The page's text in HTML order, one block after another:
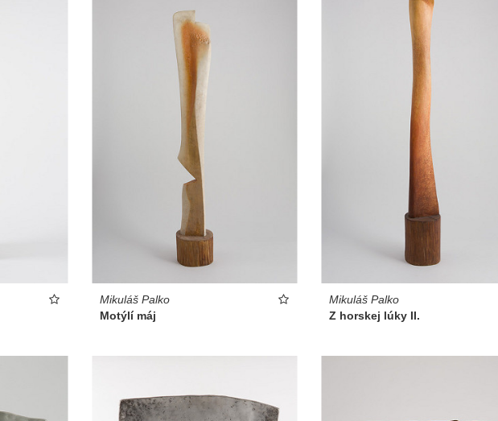
Mikuláš Palko
Motýlí máj
Mikuláš Palko
Z horskej lúky II.